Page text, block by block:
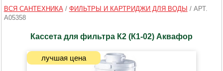
ВСЯ САНТЕХНИКА/ ФИЛЬТРЫ И КАРТРИДЖИ ДЛЯ ВОДЫ / АРТ.
A05358
Кассета для фильтра К2 (К1-02) Аквафор